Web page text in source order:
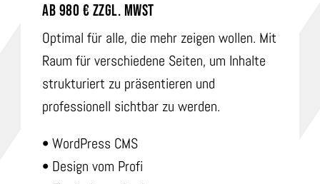
Ab 980 € ZZGL. MwSt
Optimal für alle, die mehr zeigen wollen. Mit
Raum für verschiedene Seiten, um Inhalte
strukturiert zu präsentieren und
professionell sichtbar zu werden.
• WordPress CMS
• Design vom Profi